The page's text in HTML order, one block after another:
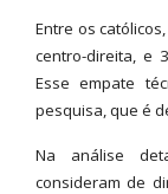
Entre os
centro-direita, e
Esse empate
pesquisa, que é
Na análise
consideram de